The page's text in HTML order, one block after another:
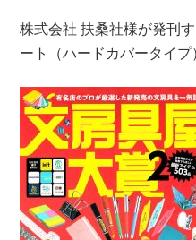
株式会社 扶桑社様が発刊
ート（ハードカバータイ